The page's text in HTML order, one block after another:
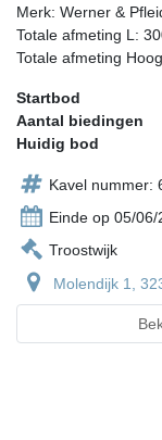
Merk: Werner &
Totale afmeting L:
Totale afmeting
Startbod
Aantal biedingen
Huidig bod
Kavel nummer:
Einde op 05/
Troostwijk
Molendijk 1,